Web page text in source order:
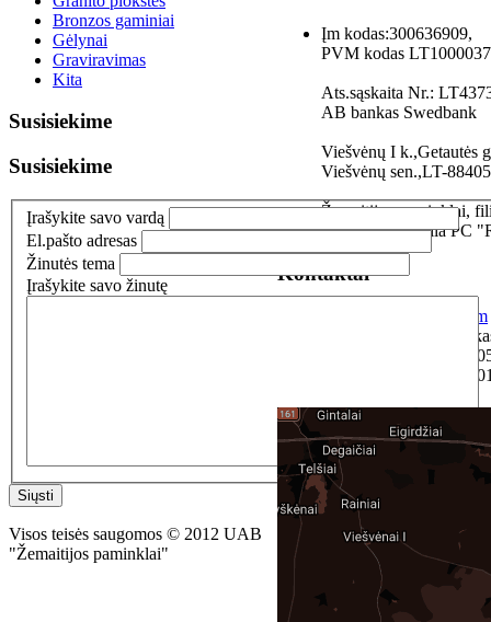
Įm kodas:300636909,
PVM kodas
Ats.sąskaita Nr.:
AB bankas Swedbank
Viešvėnų I k.,Getautės
Viešvėnų sen.,LT-
Žemaitijos paminklai,
Plungės g. 6, šalia PC
Kontaktai
zemaitijosp@gmail.com
Direktorius Tomas
Vadybininkas: 8 655
Vadybininkas: 8 630
Bronzos gaminiai
Gėlynai
Graviravimas
Kita
Susisiekime
Susisiekime
Įrašykite savo vardą
El.pašto adresas
Žinutės tema
Įrašykite savo žinutę
Siųsti
Visos teisės saugomos © 2012 UAB
"Žemaitijos paminklai"